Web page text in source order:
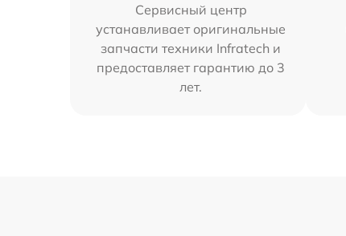
Сервисный центр
устанавливает оригинальные
запчасти техники Infratech и
предоставляет гарантию до 3
лет.